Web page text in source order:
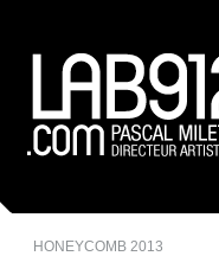
HONEYCOMB 2013